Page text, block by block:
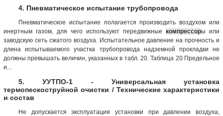
4. Пневматическое испытание трубопровода
Пневматическое испытание полагается производить воздухом или
инертным газом, для чего используют передвижные компрессоры или
заводскую сеть сжатого воздуха. Испытательное давление на прочность и
длина испытываемого участка трубопровода надземной прокладки не
должны превышать величин, указанных в табл. 20. Таблица 20 Предельное
и...
5. УУТПО-1 - Универсальная установка
термопескоструйной очистки / Технические характеристики
и состав
Не допускается эксплуатация установки при давлении воздуха,